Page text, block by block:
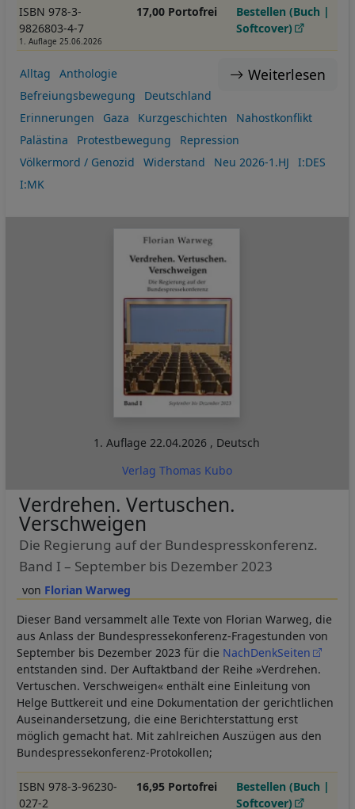
ISBN 978-3-
9826803-4-7
1. Auflage 25.06.2026
17,00 Portofrei
Bestellen (Buch |
Softcover)
Weiterlesen
Alltag
Anthologie
Befreiungsbewegung
Deutschland
Erinnerungen
Gaza Kurzgeschichten
Nahostkonflikt
Palästina
Protestbewegung
Repression
Völkermord / Genozid
Widerstand Neu 2026-1.HJ
I:DES
I:MK
1. Auflage22.04.2026 , Deutsch
Verlag Thomas Kubo
Florian Warweg
Verdrehen. Vertuschen.
Verschweigen
Die Regierung auf der Bundespresskonferenz.
Band I – September bis Dezember 2023
Dieser Band versammelt alle Texte von Florian Warweg, die
aus Anlass der Bundespressekonferenz-Fragestunden von
September bis Dezember 2023 für die NachDenkSeiten
entstanden sind. Der Auftaktband der Reihe »Verdrehen.
Vertuschen. Verschweigen« enthält eine Einleitung von
Helge Buttkereit und eine Dokumentation der gerichtlichen
Auseinandersetzung, die eine Berichterstattung erst
möglich gemacht hat. Mit zahlreichen Auszügen aus den
Bundespressekonferenz-Protokollen;
ISBN 978-3-96230-
027-2
16,95 Portofrei
Bestellen (Buch |
Softcover)